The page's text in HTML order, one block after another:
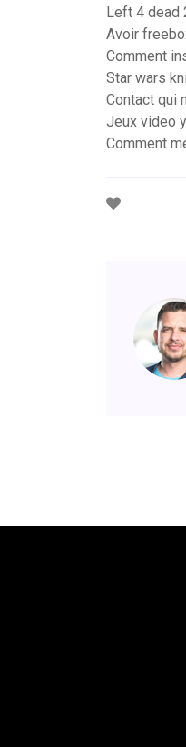
Left 4 dead
Avoir
Comment
Star wars
Contact qui
Jeux video
Comment